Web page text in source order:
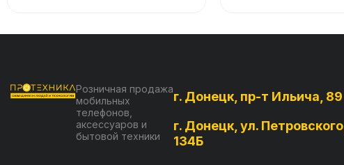
Розничная продажа
мобильных
телефонов,
аксессуаров и
бытовой техники
г. Донецк, пр-т Ильича, 89
г. Донецк, ул. Петровского,
134Б